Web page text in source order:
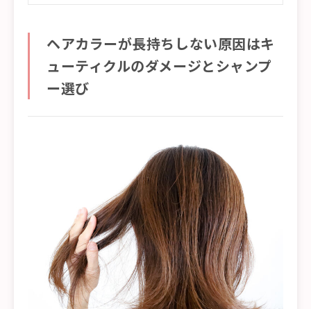
ヘアカラーが長持ちしない原因はキ
ューティクルのダメージとシャンプ
ー選び